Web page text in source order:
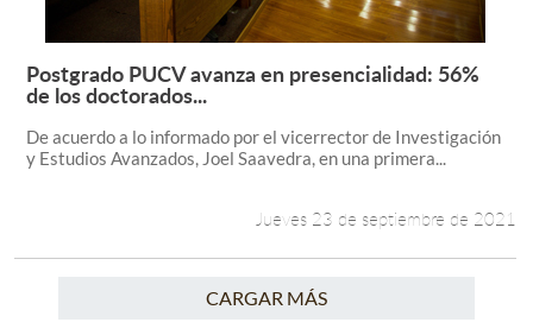
Leer más +
Postgrado PUCV avanza en presencialidad: 56%
de los doctorados...
De acuerdo a lo informado por el vicerrector de Investigación
y Estudios Avanzados, Joel Saavedra, en una primera...
Jueves 23 de septiembre de 2021
CARGAR MÁS